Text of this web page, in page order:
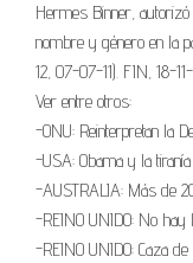
Hermes Binner,
nombre y género en la
12, 07-07-11). FIN, 18-11-
Ver entre otros:
-ONU: Reinterpretan la
-USA: Obama y la
-AUSTRALIA: Más de
-REINO UNIDO: No
-REINO UNIDO: Caza